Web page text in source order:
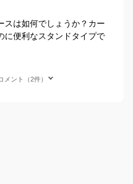
スは如何でしょうか？カー
に便利なスタンドタイプで
メント（2件）